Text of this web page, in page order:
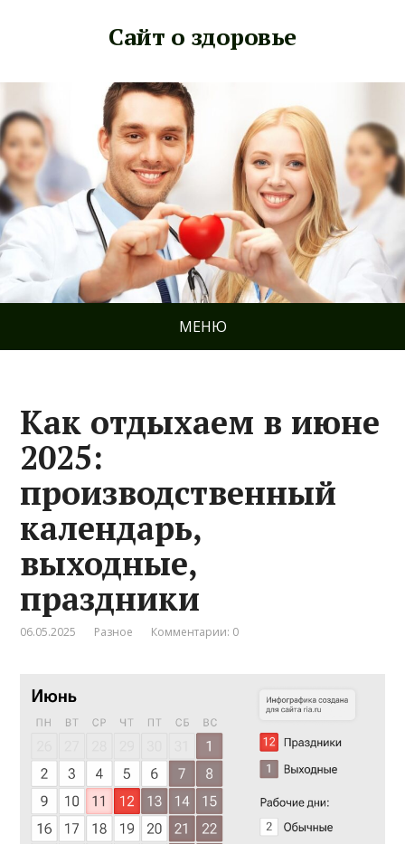
Сайт о здоровье
МЕНЮ
Как отдыхаем в июне
2025:
производственный
календарь,
выходные,
праздники
06.05.2025 Разное Комментарии: 0